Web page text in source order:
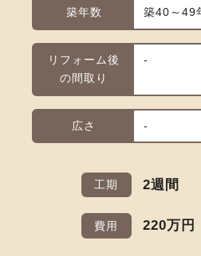
築年数 築40～49
リフォーム後
の間取り
-
広さ -
工期 2週間
費用 220万円